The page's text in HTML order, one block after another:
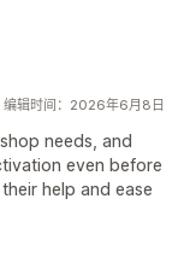
编辑时间：2026年6月8日
needs, and
even before
help and ease